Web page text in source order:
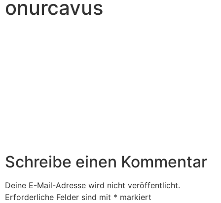
onurcavus
Schreibe einen Kommentar
Deine E-Mail-Adresse wird nicht veröffentlicht.
Erforderliche Felder sind mit * markiert